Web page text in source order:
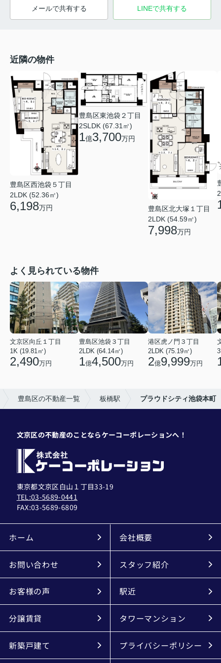
メールで共有する LINEで共有する
近隣の物件
豊島区西池袋５丁目
2LDK (52.36㎡)
6,198万円
豊島区東池袋２丁目
2SLDK (67.31㎡)
1億3,700万円
豊島区北大塚１丁目
2LDK (54.59㎡)
7,998万円
よく見られている物件
文京区向丘１丁目
1K (19.81㎡)
2,490万円
豊島区池袋３丁目
2LDK (64.14㎡)
1億4,500万円
港区虎ノ門３丁目
2LDK (75.19㎡)
2億9,999万円
豊島区の不動産一覧 板橋駅 プラウドシティ池袋本町
文京区の不動産のことならケーコーポレーションへ！
東京都文京区白山１丁目33-19
TEL:03-5689-0441
FAX:03-5689-6809
ホーム 会社概要
お問い合わせ スタッフ紹介
お客様の声 駅近
分譲賃貸 タワーマンション
新築戸建て プライバシーポリシー